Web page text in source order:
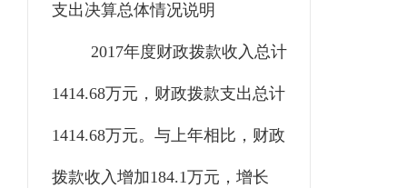
支出决算总体情况说明
2017年度财政拨款收入总计
1414.68万元，财政拨款支出总计
1414.68万元。与上年相比，财政
拨款收入增加184.1万元，增长